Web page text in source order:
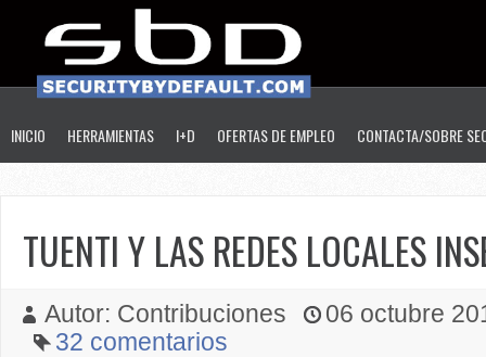
INICIO HERRAMIENTAS I+D OFERTAS DE EMPLEO CONTACTA/SOBRE
TUENTI Y LAS REDES LOCALES
Autor: Contribuciones
06 octubre
32 comentarios